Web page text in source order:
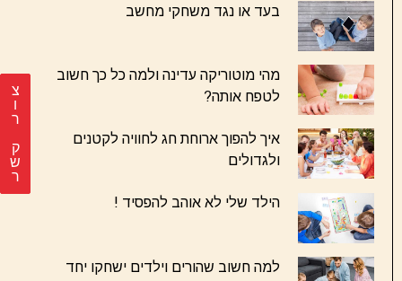
בעד או נגד משחקי מחשב
מהי מוטוריקה עדינה ולמה כל כך חשוב
לטפח אותה?
איך להפוך ארוחת חג לחוויה לקטנים
ולגדולים
הילד שלי לא אוהב להפסיד !
למה חשוב שהורים וילדים ישחקו יחד
צ
ר
ק
ש
ר